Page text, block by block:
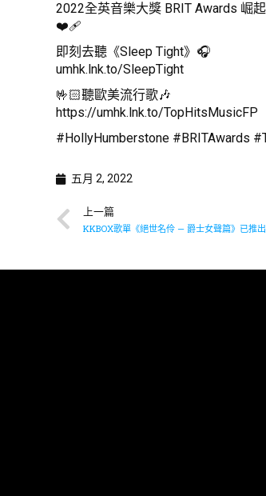
2022全英音樂大獎 BRIT Awards 崛
❤️‍🩹
即刻去聽《Sleep Tight》🎧
umhk.lnk.to/SleepTight
🤟🏻聽歐美流行歌🎶
https://umhk.lnk.to/TopHitsMusicFP
#HollyHumberstone #BRITAwards
五月 2, 2022
上一篇
KKBOX歌單《絕世名伶 — 爵士女聲篇》已推出